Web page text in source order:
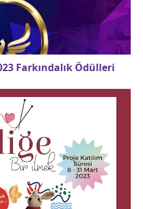
Farkındalık Ödülleri